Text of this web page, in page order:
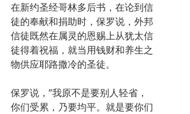
在新约圣经哥林多后书，在论到信
徒的奉献和捐助时，保罗说，外邦
信徒既然在属灵的恩赐上从犹太信
徒得着祝福，就当用钱财和养生之
物供应耶路撒冷的圣徒。
保罗说，“我原不是要别人轻省，
你们受累，乃要均平。就是要你们